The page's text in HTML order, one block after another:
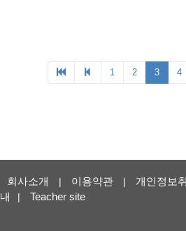
회사소개 | 이용약관 | 개인정보
내
| Teacher site